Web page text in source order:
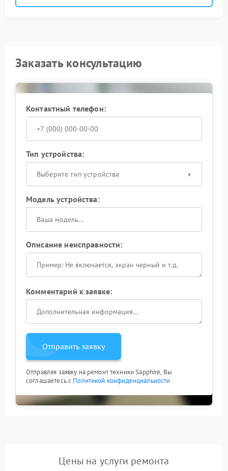
Заказать консультацию
Контактный телефон:
Тип устройства:
Выберите тип устройства
Модель устройства:
Описание неисправности:
Комментарий к заявке:
Отправить заявку
Отправляя заявку на ремонт техники Sapphire, Вы
соглашаетесь с Политикой конфиденциальности
Цены на услуги ремонта